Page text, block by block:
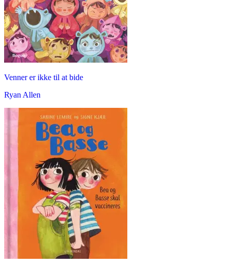
Venner er ikke til at bide
Ryan Allen